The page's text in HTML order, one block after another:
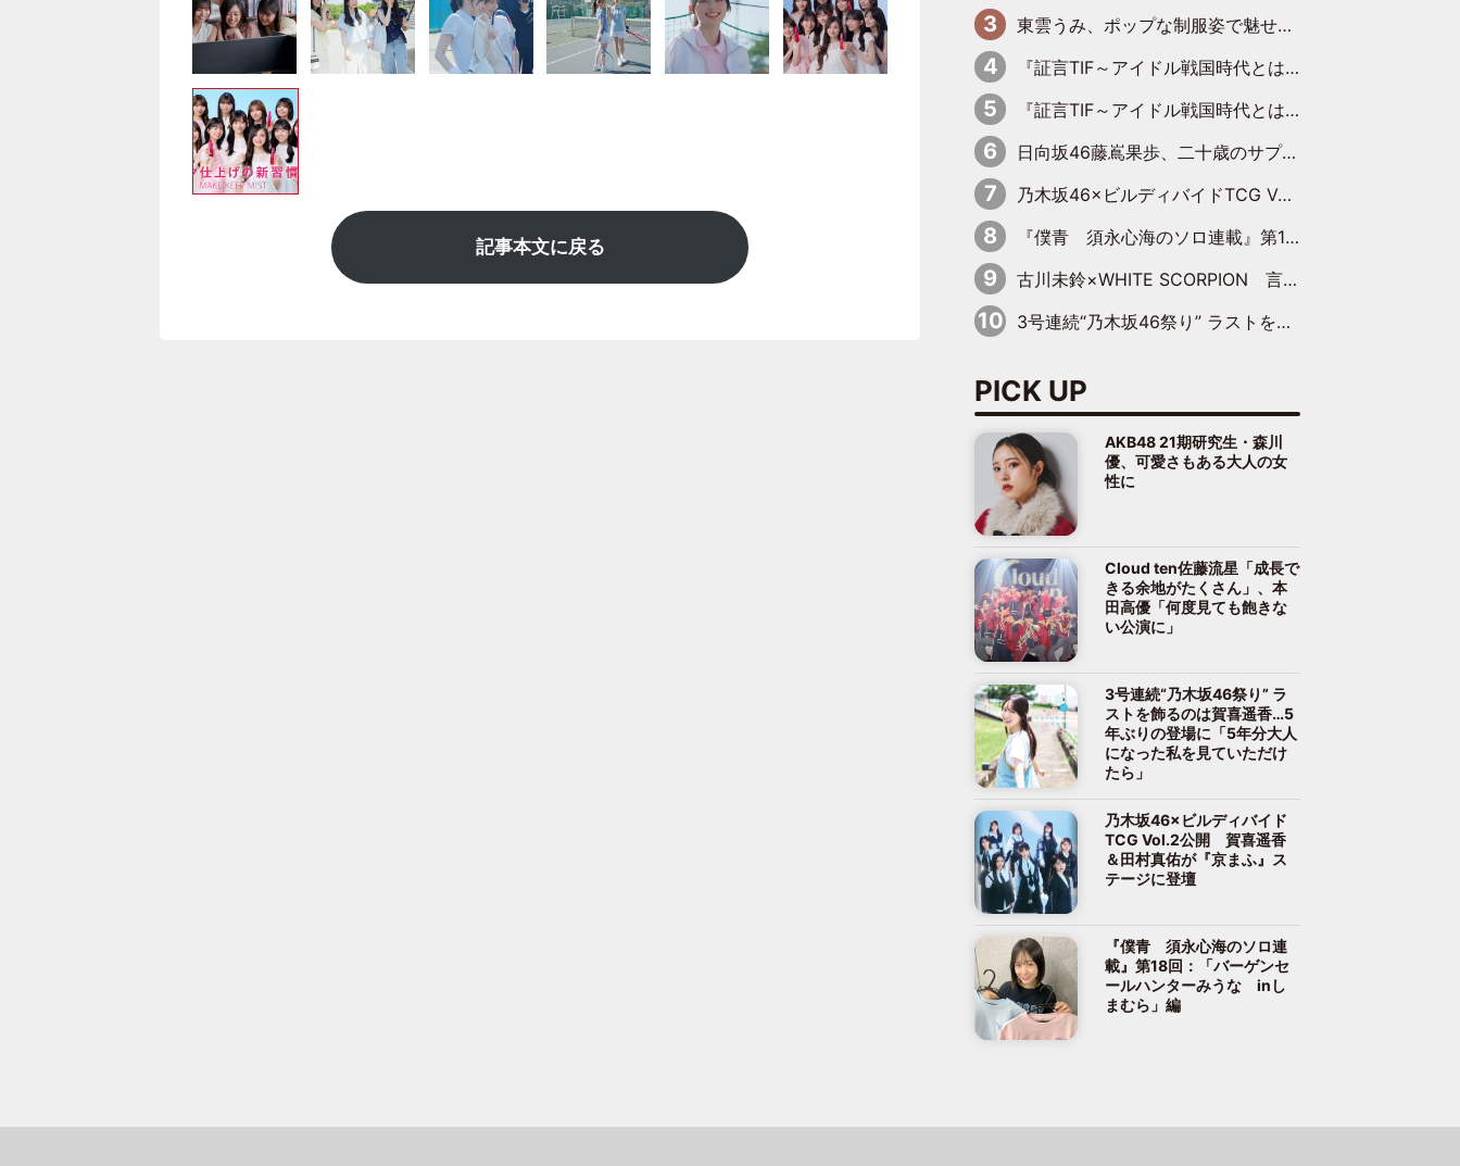
記事本文に戻る
東雲うみ、ポップな制服姿で魅せる“東雲グリーン”の正体
『証言TIF～アイドル戦国時代とはなんだったのか～』第8回：Negicco・Nao☆×Megu×Kaede「東京からオファーが来たのと、梨の皮剥きとどっちが大事なんだって」
『証言TIF～アイドル戦国時代とはなんだったのか～』第10回：さくら学院・武藤彩未×飯田らうら「正直、中3で辞めるというのを信じてなくて。そう言われてはいたけど、嘘でしょって」
日向坂46藤嶌果歩、二十歳のサプライズバースデーに大喜び「頼られる先輩になれるように努力していきたい」
乃木坂46×ビルディバイドTCG Vol.2公開 賀喜遥香＆田村真佑が『京まふ』ステージに登壇
『僕青 須永心海のソロ連載』第18回：「バーゲンセールハンターみうな inしまむら」編
古川未鈴×WHITE SCORPION 言葉が背中を押した“それぞれの決意”
3号連続“乃木坂46祭り” ラストを飾るのは賀喜遥香…5年ぶりの登場に「5年分大人になった私を見ていただけたら」
PICK UP
AKB48 21期研究生・森川
優、可愛さもある大人の女
性に
Cloud ten佐藤流星「成長で
きる余地がたくさん」、本
田高優「何度見ても飽きな
い公演に」
3号連続“乃木坂46祭り” ラ
ストを飾るのは賀喜遥香…5
年ぶりの登場に「5年分大人
になった私を見ていただけ
たら」
乃木坂46×ビルディバイド
TCG Vol.2公開 賀喜遥香
＆田村真佑が『京まふ』ス
テージに登壇
『僕青 須永心海のソロ連
載』第18回：「バーゲンセ
ールハンターみうな inし
まむら」編